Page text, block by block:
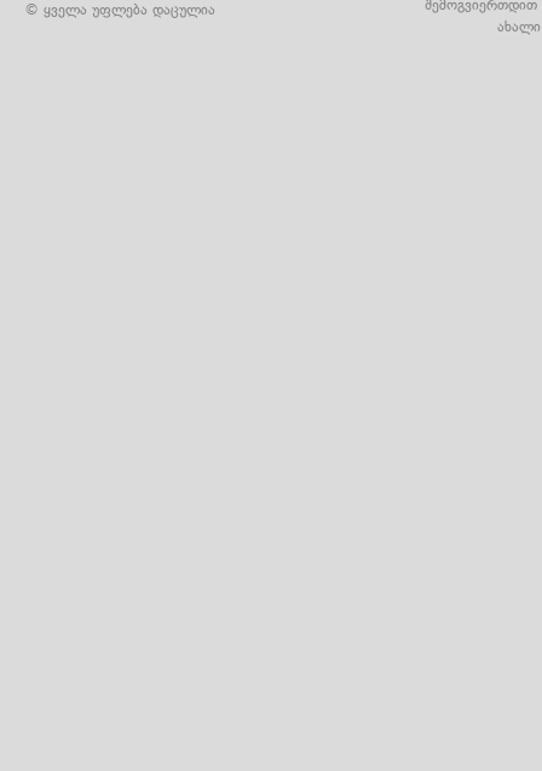
© ყველა უფლება დაცულია
შემოგვიერთდით
ახალი